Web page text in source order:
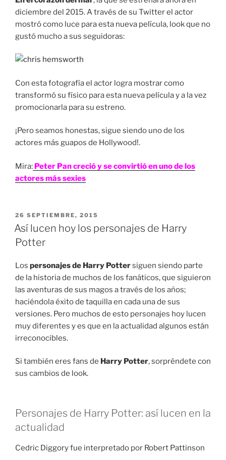
diciembre del 2015. A través de su Twitter el actor
mostró como luce para esta nueva película, look que no
gustó mucho a sus seguidoras:
Con esta fotografía el actor logra mostrar como
transformó su físico para esta nueva película y a la vez
promocionarla para su estreno.
¡Pero seamos honestas, sigue siendo uno de los
actores más guapos de Hollywood!.
Mira: Peter Pan creció y se convirtió en uno de los
actores más sexies
PUBLICADO
EN
26 SEPTIEMBRE, 2015
Así lucen hoy los personajes de Harry
Potter
Los personajes de Harry Pottersiguen siendo parte
de la historia de muchos de los fanáticos, que siguieron
las aventuras de sus magos a través de los años;
haciéndola éxito de taquilla en cada una de sus
versiones. Pero muchos de esto personajes hoy lucen
muy diferentes y es que en la actualidad algunos están
irreconocibles.
Si también eres fans de Harry Potter, sorpréndete con
sus cambios de look.
Personajes de Harry Potter: así lucen en la
actualidad
Cedric Diggory fue interpretado por Robert Pattinson